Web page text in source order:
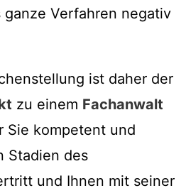
ganze Verfahren negativ
ist daher der
zu einem Fachanwalt
Sie kompetent und
Stadien des
und Ihnen mit seiner